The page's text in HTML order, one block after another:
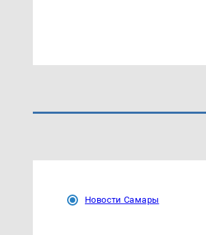
Новости Самары